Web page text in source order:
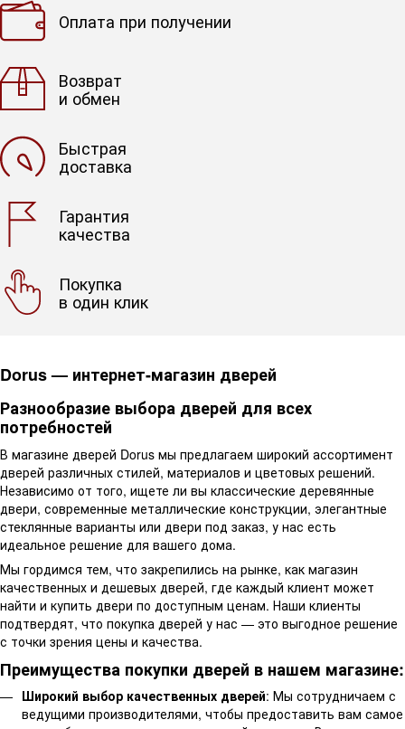
Оплата при получении
Возврат
и обмен
Быстрая
доставка
Гарантия
качества
Покупка
в один клик
Dorus — интернет-магазин дверей
Разнообразие выбора дверей для всех
потребностей
В магазине дверей Dorus мы предлагаем широкий ассортимент
дверей различных стилей, материалов и цветовых решений.
Независимо от того, ищете ли вы классические деревянные
двери, современные металлические конструкции, элегантные
стеклянные варианты или двери под заказ, у нас есть
идеальное решение для вашего дома.
Мы гордимся тем, что закрепились на рынке, как магазин
качественных и дешевых дверей, где каждый клиент может
найти и купить двери по доступным ценам. Наши клиенты
подтвердят, что покупка дверей у нас — это выгодное решение
с точки зрения цены и качества.
Преимущества покупки дверей в нашем магазине:
Широкий выбор качественных дверей: Мы сотрудничаем с
ведущими производителями, чтобы предоставить вам самое